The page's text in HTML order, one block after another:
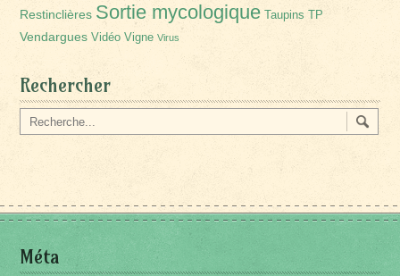
Restinclières Sortie mycologique Taupins TP
Vendargues Vidéo Vigne Virus
Rechercher
Méta